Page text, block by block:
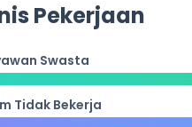
Pekerjaan
Swasta
Tidak Bekerja